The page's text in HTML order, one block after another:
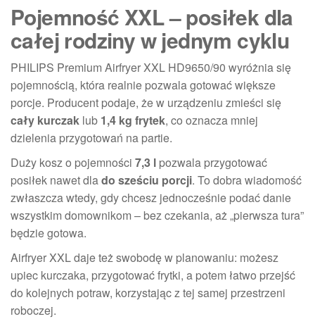
Pojemność XXL – posiłek dla
całej rodziny w jednym cyklu
PHILIPS Premium Airfryer XXL HD9650/90 wyróżnia się
pojemnością, która realnie pozwala gotować większe
porcje. Producent podaje, że w urządzeniu zmieści się
cały kurczak lub 1,4 kg frytek, co oznacza mniej
dzielenia przygotowań na partie.
Duży kosz o pojemności 7,3 l pozwala przygotować
posiłek nawet dlado sześciu porcji. To dobra wiadomość
zwłaszcza wtedy, gdy chcesz jednocześnie podać danie
wszystkim domownikom – bez czekania, aż „pierwsza tura”
będzie gotowa.
Airfryer XXL daje też swobodę w planowaniu: możesz
upiec kurczaka, przygotować frytki, a potem łatwo przejść
do kolejnych potraw, korzystając z tej samej przestrzeni
roboczej.